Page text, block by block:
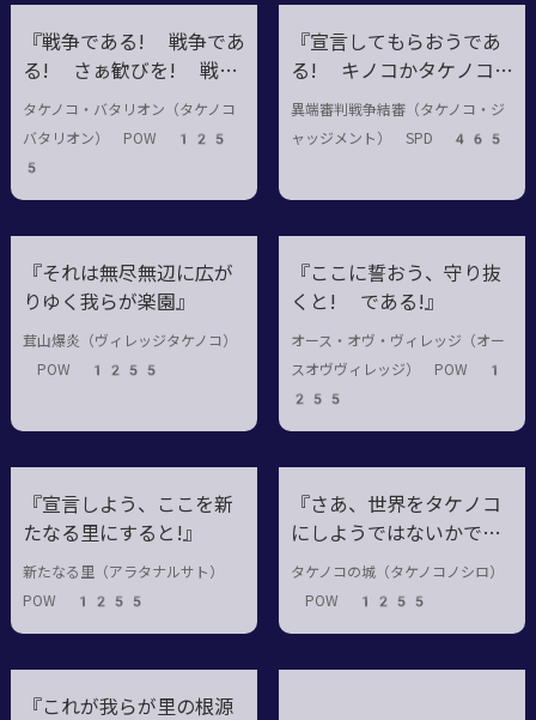
『戦争である! 戦争であ
る! さぁ歓びを! 戦争
である!』
タケノコ・バタリオン（タケノコ
バタリオン） POW 125
5
『宣言してもらおうであ
る! キノコかタケノコ
か!』
異端審判戦争結審（タケノコ・ジ
ャッジメント） SPD 465
『それは無尽無辺に広が
りゆく我らが楽園』
茸山爆炎（ヴィレッジタケノコ）
POW 1255
『ここに誓おう、守り抜
くと! である!』
オース・オヴ・ヴィレッジ（オー
スオヴヴィレッジ） POW 1
255
『宣言しよう、ここを新
たなる里にすると!』
新たなる里（アラタナルサト）
POW 1255
『さあ、世界をタケノコ
にしようではないかであ
る!』
タケノコの城（タケノコノシロ）
POW 1255
『これが我らが里の根源